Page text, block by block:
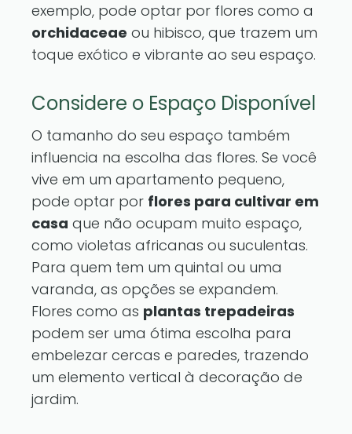
exemplo, pode optar por flores como a
orchidaceae ou hibisco, que trazem um
toque exótico e vibrante ao seu espaço.
Considere o Espaço Disponível
O tamanho do seu espaço também
influencia na escolha das flores. Se você
vive em um apartamento pequeno,
pode optar por flores para cultivar em
casa que não ocupam muito espaço,
como violetas africanas ou suculentas.
Para quem tem um quintal ou uma
varanda, as opções se expandem.
Flores como as plantas trepadeiras
podem ser uma ótima escolha para
embelezar cercas e paredes, trazendo
um elemento vertical à decoração de
jardim.